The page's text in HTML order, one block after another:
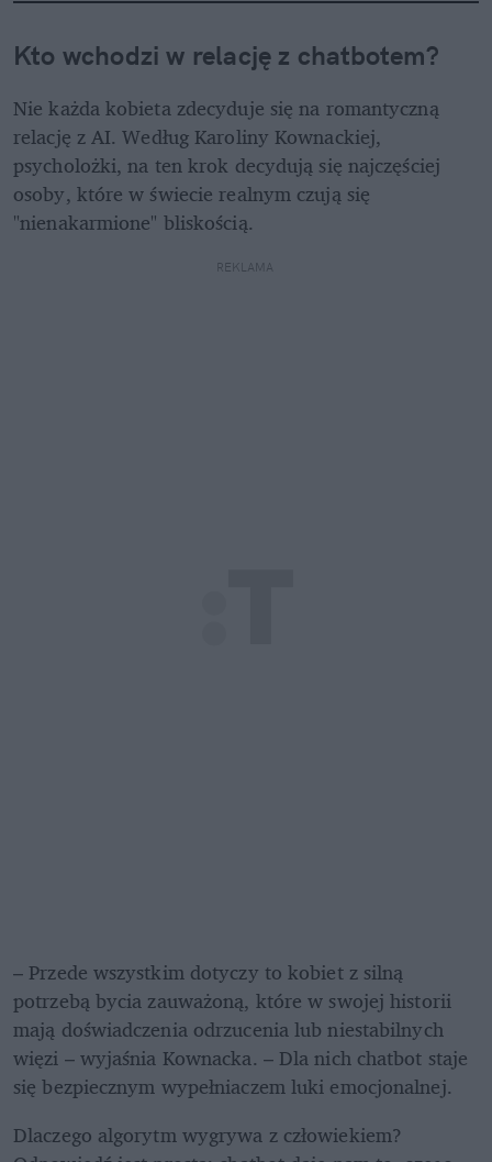
Kto wchodzi w relację z chatbotem?
Nie każda kobieta zdecyduje się na romantyczną
relację z AI. Według Karoliny Kownackiej,
psycholożki, na ten krok decydują się najczęściej
osoby, które w świecie realnym czują się
"nienakarmione" bliskością.
REKLAMA
– Przede wszystkim dotyczy to kobiet z silną
potrzebą bycia zauważoną, które w swojej historii
mają doświadczenia odrzucenia lub niestabilnych
więzi – wyjaśnia Kownacka. – Dla nich chatbot staje
się bezpiecznym wypełniaczem luki emocjonalnej.
Dlaczego algorytm wygrywa z człowiekiem?